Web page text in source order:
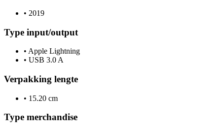
• 2019
Type input/output
• Apple Lightning
• USB 3.0 A
Verpakking lengte
• 15.20 cm
Type merchandise